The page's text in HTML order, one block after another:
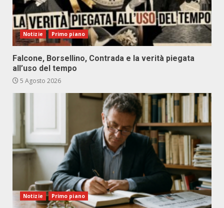
Notizie Primo piano
Falcone, Borsellino, Contrada e la verità piegata
all’uso del tempo
5 Agosto 2026
Notizie Primo piano